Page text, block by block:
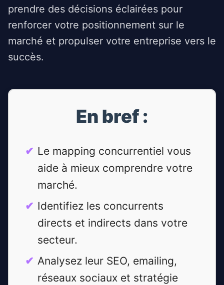
prendre des décisions éclairées pour
renforcer votre positionnement sur le
marché et propulser votre entreprise vers le
succès.
En bref :
Le mapping concurrentiel vous
aide à mieux comprendre votre
marché.
Identifiez les concurrents
directs et indirects dans votre
secteur.
Analysez leur SEO, emailing,
réseaux sociaux et stratégie